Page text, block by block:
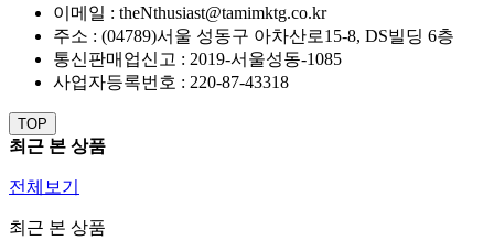
이메일 : theNthusiast@tamimktg.co.kr
주소 : (04789)서울 성동구 아차산로15-8, DS빌딩 6층
통신판매업신고 : 2019-서울성동-1085
사업자등록번호 : 220-87-43318
TOP
최근 본 상품
전체보기
최근 본 상품